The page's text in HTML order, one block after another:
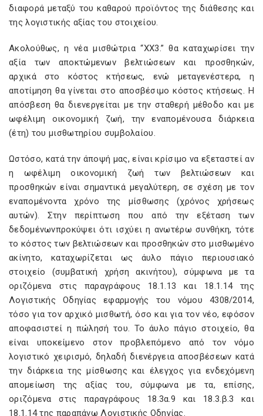
διαφορά μεταξύ του καθαρού προϊόντος της διάθεσης και
της λογιστικής αξίας του στοιχείου.
Ακολούθως, η νέα μισθώτρια “XX3.” θα καταχωρίσει την
αξία των αποκτώμενων βελτιώσεων και προσθηκών,
αρχικά στο κόστος κτήσεως, ενώ μεταγενέστερα, η
αποτίμηση θα γίνεται στο αποσβέσιμο κόστος κτήσεως. Η
απόσβεση θα διενεργείται με την σταθερή μέθοδο και με
ωφέλιμη οικονομική ζωή, την εναπομένουσα διάρκεια
(έτη) του μισθωτηρίου συμβολαίου.
Ωστόσο, κατά την άποψή μας, είναι κρίσιμο να εξεταστεί αν
η ωφέλιμη οικονομική ζωή των βελτιώσεων και
προσθηκών είναι σημαντικά μεγαλύτερη, σε σχέση με τον
εναπομένοντα χρόνο της μίσθωσης (χρόνος χρήσεως
αυτών). Στην περίπτωση που από την εξέταση των
δεδομένωνπροκύψει ότι ισχύει η ανωτέρω συνθήκη, τότε
το κόστος των βελτιώσεων και προσθηκών στο μισθωμένο
ακίνητο, καταχωρίζεται ως άυλο πάγιο περιουσιακό
στοιχείο (συμβατική χρήση ακινήτου), σύμφωνα με τα
οριζόμενα στις παραγράφους 18.1.13 και 18.1.14 της
Λογιστικής Οδηγίας εφαρμογής του νόμου 4308/2014,
τόσο για τον αρχικό μισθωτή, όσο και για τον νέο, εφόσον
αποφασιστεί η πώλησή του. Το άυλο πάγιο στοιχείο, θα
είναι υποκείμενο στον προβλεπόμενο από τον νόμο
λογιστικό χειρισμό, δηλαδή διενέργεια αποσβέσεων κατά
την διάρκεια της μίσθωσης και έλεγχος για ενδεχόμενη
απομείωση της αξίας του, σύμφωνα με τα, επίσης,
οριζόμενα στις παραγράφους 18.3α.9 και 18.3.β.3 και
18.1.14 της παραπάνω Λογιστικής Οδηγίας.